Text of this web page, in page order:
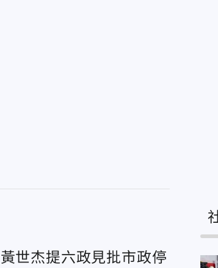
黃世杰提六政見批市政停